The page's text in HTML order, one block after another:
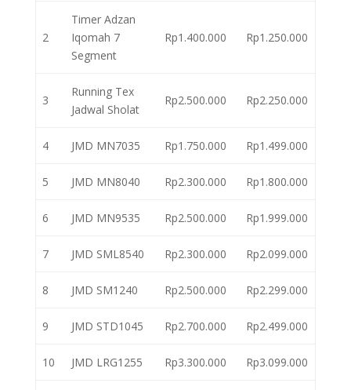
2
Timer Adzan
Iqomah 7
Segment
Rp1.400.000 Rp1.250.000
3
Running Tex
Jadwal Sholat
Rp2.500.000 Rp2.250.000
4 JMD MN7035 Rp1.750.000 Rp1.499.000
5 JMD MN8040 Rp2.300.000 Rp1.800.000
6 JMD MN9535 Rp2.500.000 Rp1.999.000
7 JMD SML8540 Rp2.300.000 Rp2.099.000
8 JMD SM1240 Rp2.500.000 Rp2.299.000
9 JMD STD1045 Rp2.700.000 Rp2.499.000
10 JMD LRG1255 Rp3.300.000 Rp3.099.000